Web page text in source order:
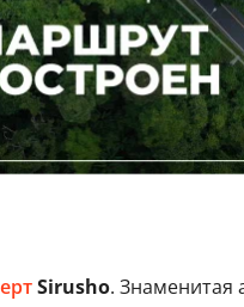
Sirusho. Знаменитая